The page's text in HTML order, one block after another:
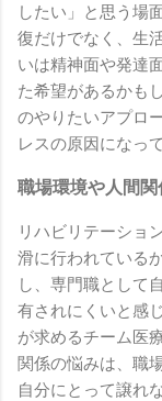
したい」と思う場
復だけでなく、生
いは精神面や発達
た希望があるかも
のやりたいアプロ
レスの原因になっ
職場環境や人間
リハビリテーショ
滑に行われている
し、専門職として
有されにくいと感
が求めるチーム医
関係の悩みは、職
自分にとって譲れ